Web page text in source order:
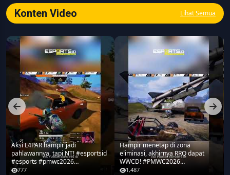
Konten Video Lihat Semua
Aksi L4PAR hampir jadi
pahlawannya, tapi NT! #esportsid
#esports #pmwc2026
#pubgmobile #teamrrq
777
Hampir menetap di zona
eliminasi, akhirnya RRQ dapat
WWCD! #PMWC2026
#pubgmobile #teamrrq
1,487